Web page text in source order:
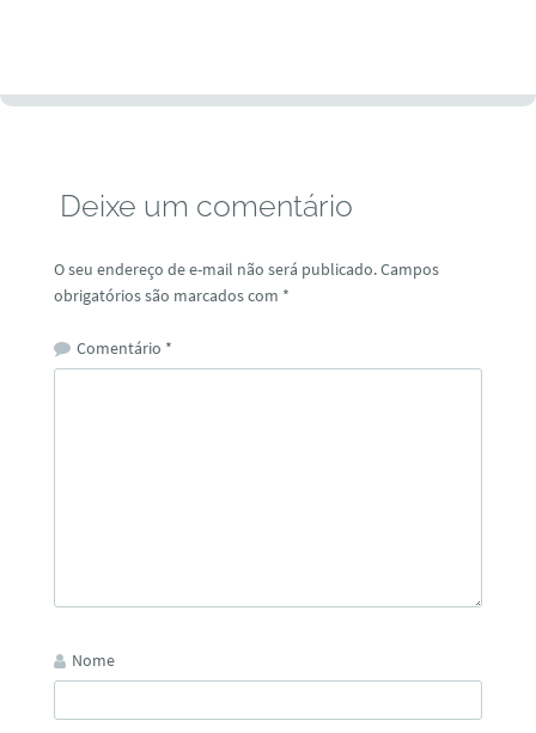
Deixe um comentário
O seu endereço de e-mail não será publicado.Campos
obrigatórios são marcados com *
Comentário *
Nome